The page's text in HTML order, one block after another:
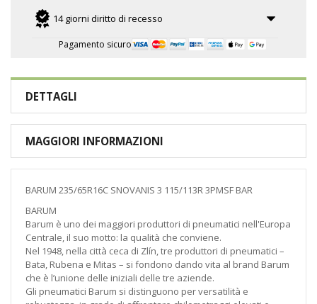
14 giorni diritto di recesso
Pagamento sicuro
DETTAGLI
MAGGIORI INFORMAZIONI
BARUM 235/65R16C SNOVANIS 3 115/113R 3PMSF BAR
BARUM
Barum è uno dei maggiori produttori di pneumatici nell'Europa
Centrale, il suo motto: la qualità che conviene.
Nel 1948, nella città ceca di Zlín, tre produttori di pneumatici –
Bata, Rubena e Mitas – si fondono dando vita al brand Barum
che è l’unione delle iniziali delle tre aziende.
Gli pneumatici Barum si distinguono per versatilità e